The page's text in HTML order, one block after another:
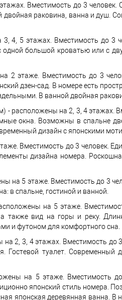
Вместимость до 3 человек.
двойная раковина, ванна и душ.
4, 5 этажах. Вместимость до 3
одной большой кроватью или с
2 этаже. Вместимость до 3
дзен-сад. В номере есть
В ванной двойная
- расположены на 2, 3, 4 этажах.
окна. Возможны в спальне
дизайн с японскими
Вместимость до 3 человек.
дизайна номера.
на 5 этаже. Вместимость до 3
в спальне, гостиной и ванной.
на 5 этаже.
также вид на горы и реку.
и футоном для комфортного сна.
2, 3, 4 этажах. Вместимость до
Гостевой туалет. Современный
на 5 этаже. Вместимость
японский стиль номера.
японская деревянная ванна. В